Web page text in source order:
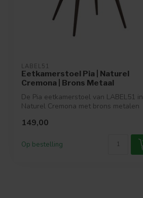
LABEL51
Eetkamerstoel Pia | Naturel
Cremona | Brons Metaal
De Pia eetkamerstoel van LABEL51 in
Naturel Cremona met brons metalen
149,00
Op bestelling